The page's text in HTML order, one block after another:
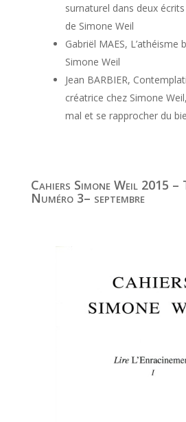
surnaturel dans deux
de Simone Weil
Gabriël MAES, L’athéisme
Simone Weil
Jean BARBIER,
créatrice chez Simone
mal et se rapprocher du
Cahiers Simone Weil 2015 –
Numéro 3– septembre